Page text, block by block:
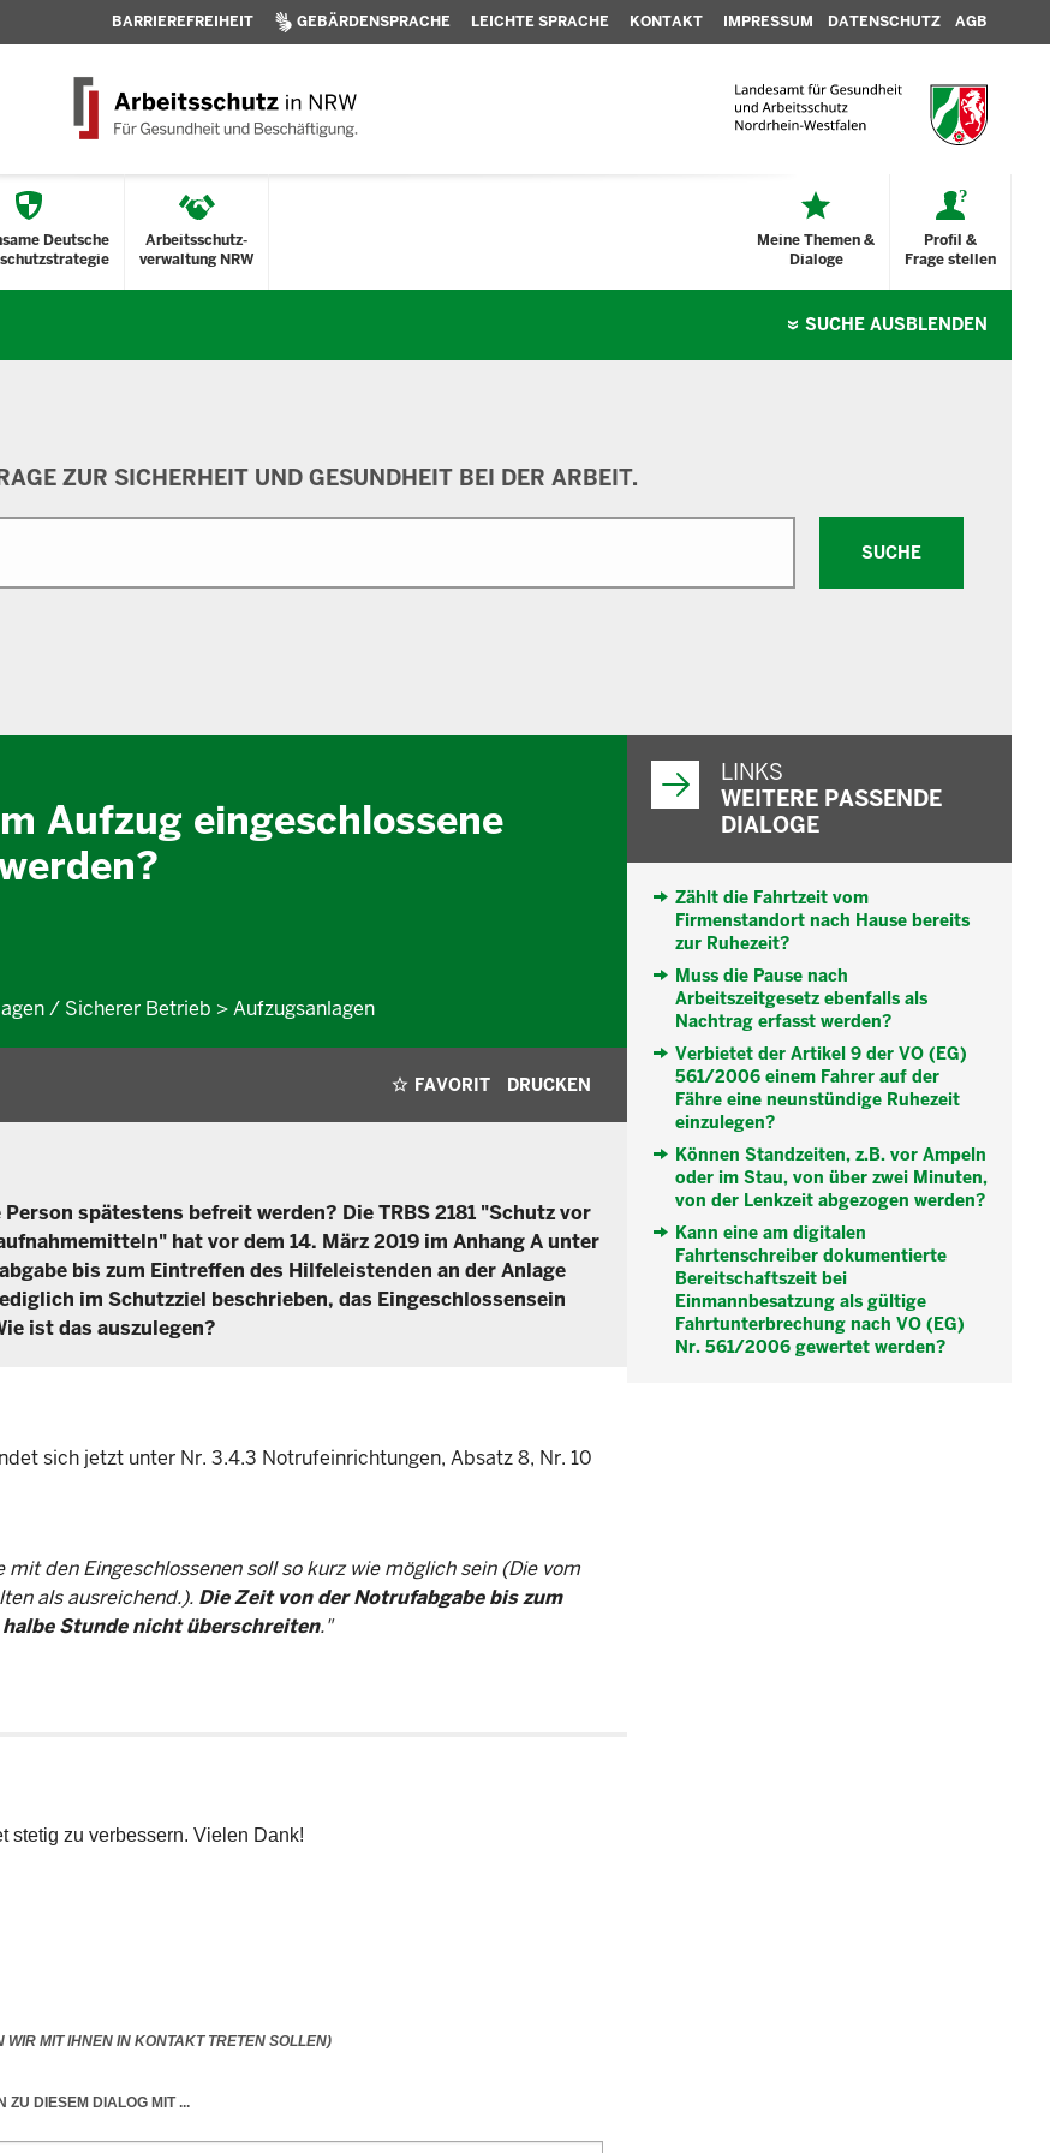
BARRIEREFREIHEIT GEBÄRDENSPRACHE LEICHTE SPRACHE KONTAKT IMPRESSUM DATENSCHUTZ AGB
Deutsche
Arbeitsschutz-
verwaltung NRW
Profil &
Frage stellen
Meine Themen &
Dialoge
SUCHE AUSBLENDEN
ZUR SICHERHEIT UND GESUNDHEIT BEI DER ARBEIT.
SUCHE
Aufzug eingeschlossene
/ Sicherer Betrieb > Aufzugsanlagen
FAVORIT DRUCKEN
spätestens befreit werden? Die TRBS 2181 "Schutz vor
hat vor dem 14. März 2019 im Anhang A unter
bis zum Eintreffen des Hilfeleistenden an der Anlage
im Schutzziel beschrieben, das Eingeschlossensein
ist das auszulegen?
sich jetzt unter Nr. 3.4.3 Notrufeinrichtungen, Absatz 8, Nr. 10
den Eingeschlossenen soll so kurz wie möglich sein (Die vom
als ausreichend.). Die Zeit von der Notrufabgabe bis zum
Stunde nicht überschreiten."
LINKS
WEITERE PASSENDE
DIALOGE
Zählt die Fahrtzeit vom
Firmenstandort nach Hause bereits
zur Ruhezeit?
Muss die Pause nach
Arbeitszeitgesetz ebenfalls als
Nachtrag erfasst werden?
Verbietet der Artikel 9 der VO (EG)
561/2006 einem Fahrer auf der
Fähre eine neunstündige Ruhezeit
einzulegen?
Können Standzeiten, z.B. vor Ampeln
oder im Stau, von über zwei Minuten,
von der Lenkzeit abgezogen werden?
Kann eine am digitalen
Fahrtenschreiber dokumentierte
Bereitschaftszeit bei
Einmannbesatzung als gültige
Fahrtunterbrechung nach VO (EG)
Nr. 561/2006 gewertet werden?